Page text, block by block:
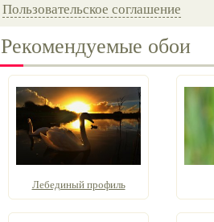
Пользовательское соглашение
Рекомендуемые обои
Лебединый профиль